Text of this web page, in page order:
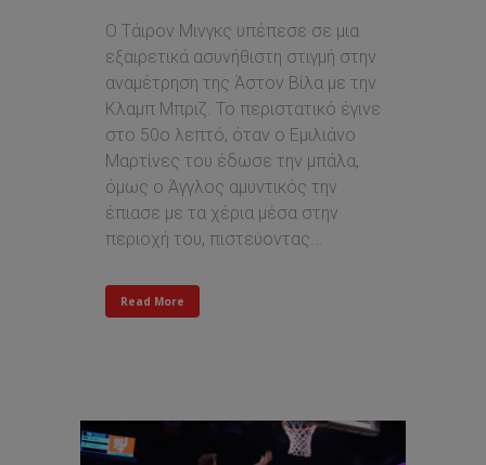
O Τάιρον Μινγκς υπέπεσε σε μια
εξαιρετικά ασυνήθιστη στιγμή στην
αναμέτρηση της Άστον Βίλα με την
Κλαμπ Μπριζ. Το περιστατικό έγινε
στο 50ο λεπτό, όταν ο Εμιλιάνο
Μαρτίνες του έδωσε την μπάλα,
όμως ο Άγγλος αμυντικός την
έπιασε με τα χέρια μέσα στην
περιοχή του, πιστεύοντας...
Read More